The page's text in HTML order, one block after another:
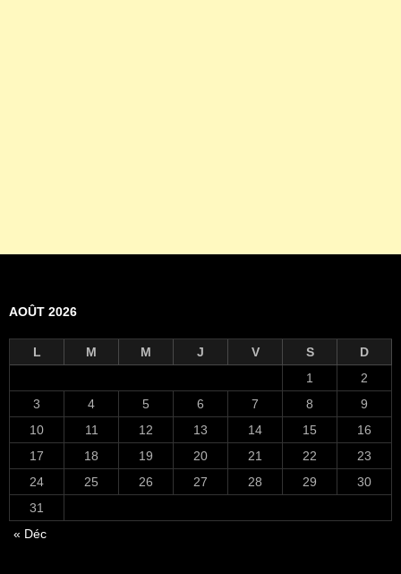
AOÛT 2026
L M M J V S
D
1
2
3
4 5 6 7 8
9
10
11 12 13 14 15
16
17
18 19 20 21 22
23
24
25 26 27 28 29
30
31
« Déc